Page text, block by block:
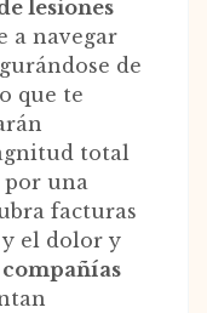
lesiones
a navegar
de
que te
total
por una
facturas
y el dolor y
compañías